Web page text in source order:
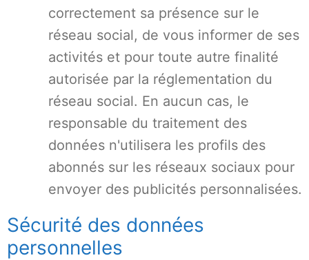
correctement sa présence sur le
réseau social, de vous informer de ses
activités et pour toute autre finalité
autorisée par la réglementation du
réseau social. En aucun cas, le
responsable du traitement des
données n'utilisera les profils des
abonnés sur les réseaux sociaux pour
envoyer des publicités personnalisées.
Sécurité des données
personnelles